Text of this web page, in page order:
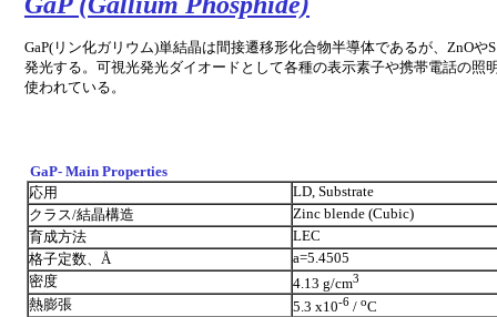
GaP(リン化ガリウム)単結晶は間接遷移形化合物半導体であるが、ZnOや
発光する。可視光発光ダイオードとして各種の表示素子や携帯電話の照
使われている。
GaP- Main Properties
応用
LD, Substrate
クラス/結晶構造
Zinc blende (Cubic)
育成方法
LEC
格子定数、Å
a=5.4505
密度
4.13 g/cm3
熱膨張 5.3 x10-6 / oC